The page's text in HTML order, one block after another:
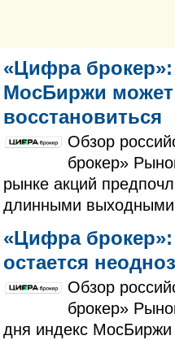
«Цифра
МосБиржи
восстановиться
Обзор
брокер»
рынке акций
длинными
«Цифра
остается
Обзор
брокер»
дня индекс МосБиржи